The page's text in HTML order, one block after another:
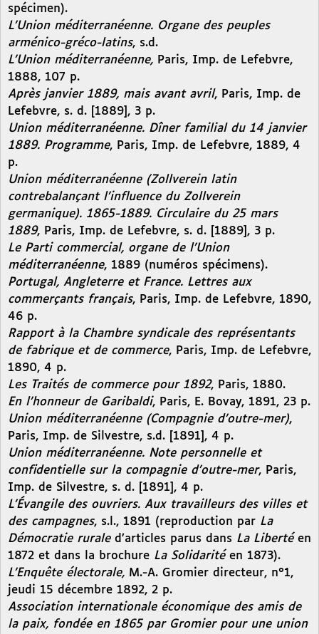
spécimen).
L’Union méditerranéenne. Organe des peuples
arménico-gréco-latins, s.d.
L’Union méditerranéenne, Paris, Imp. de Lefebvre,
1888, 107 p.
Après janvier 1889, mais avant avril, Paris, Imp. de
Lefebvre, s. d. [1889], 3 p.
Union méditerranéenne. Dîner familial du 14 janvier
1889. Programme, Paris, Imp. de Lefebvre, 1889, 4
p.
Union méditerranéenne (Zollverein latin
contrebalançant l’influence du Zollverein
germanique). 1865-1889. Circulaire du 25 mars
1889, Paris, Imp. de Lefebvre, s. d. [1889], 3 p.
Le Parti commercial, organe de l’Union
méditerranéenne, 1889 (numéros spécimens).
Portugal, Angleterre et France. Lettres aux
commerçants français, Paris, Imp. de Lefebvre, 1890,
46 p.
Rapport à la Chambre syndicale des représentants
de fabrique et de commerce, Paris, Imp. de Lefebvre,
1890, 4 p.
Les Traités de commerce pour 1892, Paris, 1880.
En l’honneur de Garibaldi, Paris, E. Bovay, 1891, 23 p.
Union méditerranéenne (Compagnie d’outre-mer),
Paris, Imp. de Silvestre, s.d. [1891], 4 p.
Union méditerranéenne. Note personnelle et
confidentielle sur la compagnie d’outre-mer, Paris,
Imp. de Silvestre, s. d. [1891], 4 p.
L’Évangile des ouvriers. Aux travailleurs des villes et
des campagnes, s.l., 1891 (reproduction par La
Démocratie ruraled’articles parus dans La Libertéen
1872 et dans la brochure La Solidaritéen 1873).
L’Enquête électorale, M.-A. Gromier directeur, n°1,
jeudi 15 décembre 1892, 2 p.
Association internationale économique des amis de
la paix, fondée en 1865 par Gromier pour une union